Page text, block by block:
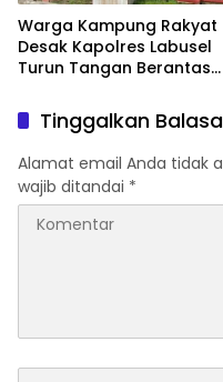
Warga Kampung Rakyat
Desak Kapolres Labusel
Turun Tangan Berantas
di Perlabian
Tinggalkan
Alamat email Anda tidak
wajib ditandai *